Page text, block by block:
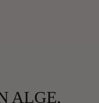
ALGE,